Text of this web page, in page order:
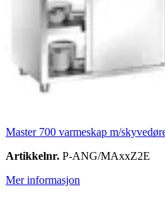
Master 700 varmeskap m/
Artikkelnr. P-ANG/MAxxZ2E
Mer informasjon